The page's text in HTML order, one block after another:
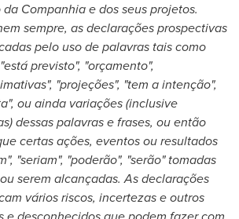
Companhia e dos seus projetos.
sempre, as declarações prospectivas
pelo uso de palavras tais como
previsto", "orçamento",
"projeções", "tem a intenção",
ou ainda variações (inclusive
dessas palavras e frases, ou então
certas ações, eventos ou resultados
"seriam", "poderão", "serão" tomadas
serem alcançadas. As declarações
vários riscos, incertezas e outros